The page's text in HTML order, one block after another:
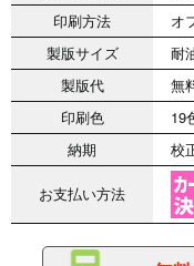
印刷方法
オ
製版サイズ
耐
製版代
無
印刷色
19
納期
校
お支払い方法